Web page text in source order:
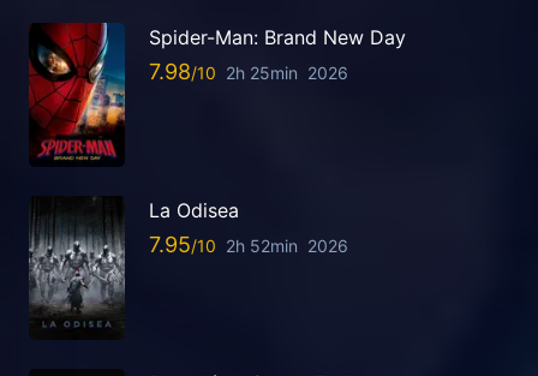
Spider-Man: Brand New Day
7.98 2h 25min 2026
La Odisea
7.95 2h 52min 2026